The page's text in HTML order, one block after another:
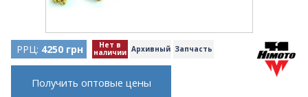
РРЦ: 4250 грн Нет в
наличии Архивный Запчасть
Получить оптовые цены